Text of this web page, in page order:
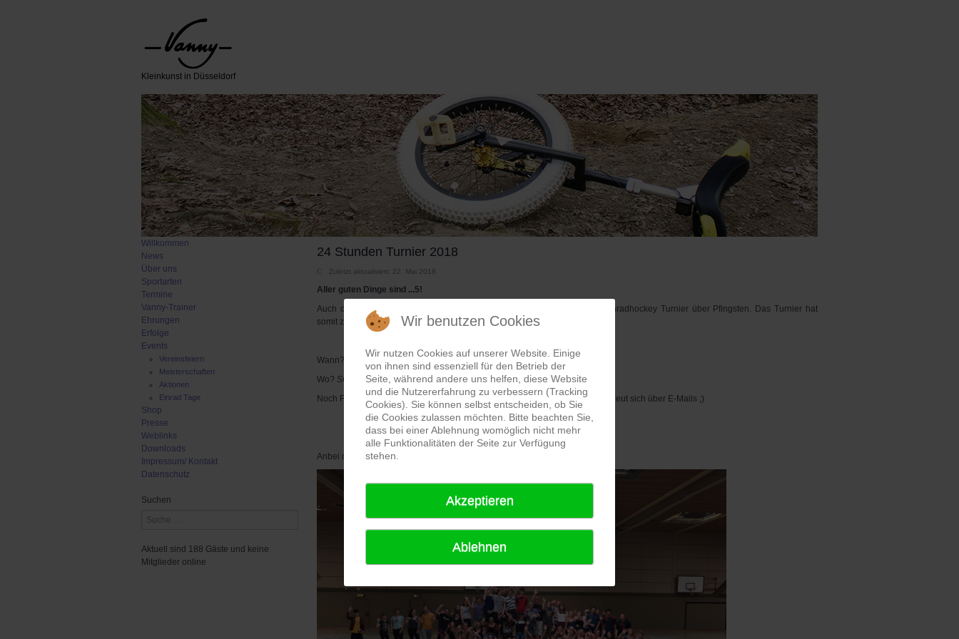
Kleinkunst in Düsseldorf
Willkommen
News
Über uns
Sportarten
Termine
Vanny-Trainer
Ehrungen
Erfolge
Events
Vereinsfeiern
Meisterschaften
Aktionen
Einrad Tage
Shop
Presse
Weblinks
Downloads
Impressum/ Kontakt
Datenschutz
Suchen
Aktuell sind 188 Gäste und keine
Mitglieder online
24 Stunden Turnier 2018
Zuletzt aktualisiert: 22. Mai 2018
Aller guten Dinge sind ...5!
Auch dieses Jahr veranstaltete Vanny wieder das beliebte 24 Stunden Einradhockey Turnier über Pfingsten. Das Turnier hat
somit zum 5. Jahr in Folge statt gefunden!
Wann?
19.-20. Mai 2018
Wo? SCH Sporthalle (BGA-Halle), Franz-Rennefeld-Weg 15, Düsseldorf
Noch Fragen? Der Organisator Yannic Schubert (
yannicschubert@aol.com ) freut sich über E-Mails ;)
Anbei das Gruppenfoto vom Jahr 2017
Wir benutzen Cookies
Wir nutzen Cookies auf unserer Website. Einige
von ihnen sind essenziell für den Betrieb der
Seite, während andere uns helfen, diese Website
und die Nutzererfahrung zu verbessern (Tracking
Cookies). Sie können selbst entscheiden, ob Sie
die Cookies zulassen möchten. Bitte beachten Sie,
dass bei einer Ablehnung womöglich nicht mehr
alle Funktionalitäten der Seite zur Verfügung
stehen.
Akzeptieren
Ablehnen